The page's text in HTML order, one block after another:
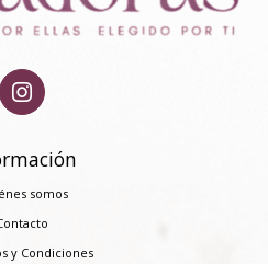
somos
y Condiciones